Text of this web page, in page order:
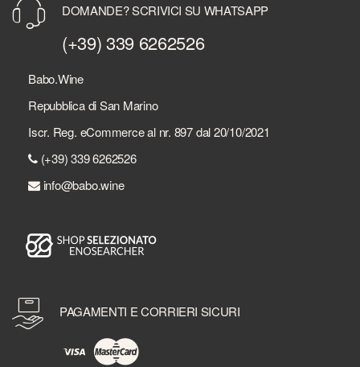
DOMANDE? SCRIVICI SU WHATSAPP
(+39) 339 6262526
Babo.Wine
Repubblica di San Marino
Iscr. Reg. eCommerce al nr. 897 dal 20/10/2021
(+39) 339 6262526
info@babo.wine
PAGAMENTI E CORRIERI SICURI